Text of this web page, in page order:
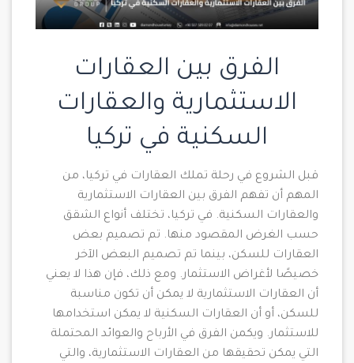
الفرق بين العقارات
الاستثمارية والعقارات
السكنية في تركيا
قبل الشروع في رحلة تملك العقارات في تركيا، من
المهم أن تفهم الفرق بين العقارات الاستثمارية
والعقارات السكنية. في تركيا، تختلف أنواع الشقق
حسب الغرض المقصود منها. تم تصميم بعض
العقارات للسكن، بينما تم تصميم البعض الآخر
خصيصًا لأغراض الاستثمار. ومع ذلك، فإن هذا لا يعني
أن العقارات الاستثمارية لا يمكن أن تكون مناسبة
للسكن، أو أن العقارات السكنية لا يمكن استخدامها
للاستثمار. ويكمن الفرق في الأرباح والعوائد المحتملة
التي يمكن تحقيقها من العقارات الاستثمارية، والتي